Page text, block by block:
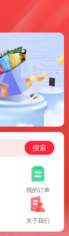
搜索
我的订单
关于我们